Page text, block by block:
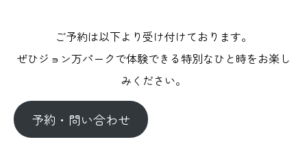
ご予約は以下より受け付けております。
ぜひジョン万パークで体験できる特別なひと時をお楽し
みください。
予約・問い合わせ